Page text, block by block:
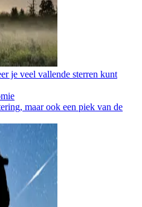
je veel vallende sterren kunt
maar ook een piek van de